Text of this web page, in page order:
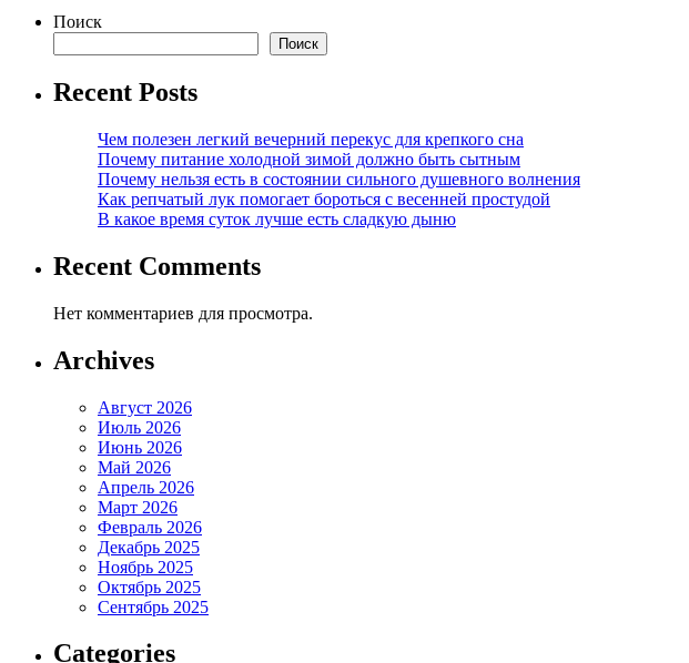
Поиск
Поиск
Recent Posts
Чем полезен легкий вечерний перекус для крепкого сна
Почему питание холодной зимой должно быть сытным
Почему нельзя есть в состоянии сильного душевного волнения
Как репчатый лук помогает бороться с весенней простудой
В какое время суток лучше есть сладкую дыню
Recent Comments
Нет комментариев для просмотра.
Archives
Август 2026
Июль 2026
Июнь 2026
Май 2026
Апрель 2026
Март 2026
Февраль 2026
Декабрь 2025
Ноябрь 2025
Октябрь 2025
Сентябрь 2025
Categories